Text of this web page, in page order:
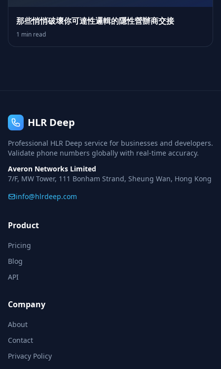
那些悄悄破壞你可達性邏輯的隱性營辦商交接
1 min read
HLR Deep
Professional HLR Deep service for businesses and developers.
Validate phone numbers globally with real-time accuracy.
Averon Networks Limited
7/F, MW Tower, 111 Bonham Strand, Sheung Wan, Hong Kong
info@hlrdeep.com
Product
Pricing
Blog
API
Company
About
Contact
Privacy Policy